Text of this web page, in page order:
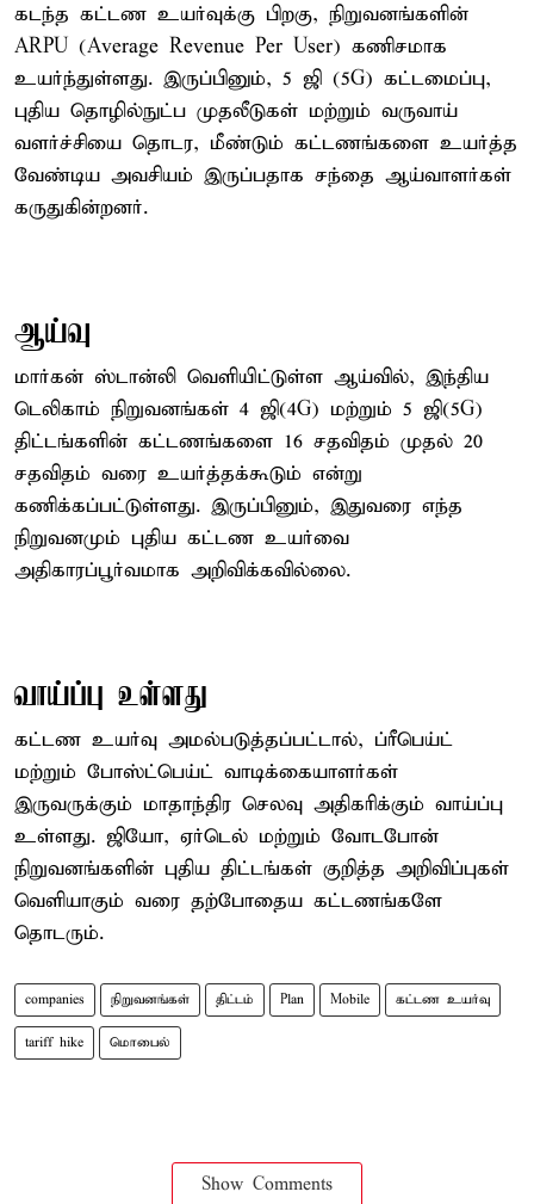
கடந்த கட்டண உயர்வுக்கு பிறகு, நிறுவனங்களின்
ARPU (Average Revenue Per User) கணிசமாக
உயர்ந்துள்ளது. இருப்பினும், 5 ஜி (5G) கட்டமைப்பு,
புதிய தொழில்நுட்ப முதலீடுகள் மற்றும் வருவாய்
வளர்ச்சியை தொடர, மீண்டும் கட்டணங்களை உயர்த்த
வேண்டிய அவசியம் இருப்பதாக சந்தை ஆய்வாளர்கள்
கருதுகின்றனர்.
ஆய்வு
மார்கன் ஸ்டான்லி வெளியிட்டுள்ள ஆய்வில், இந்திய
டெலிகாம் நிறுவனங்கள் 4 ஜி(4G) மற்றும் 5 ஜி(5G)
திட்டங்களின் கட்டணங்களை 16 சதவிதம் முதல் 20
சதவிதம் வரை உயர்த்தக்கூடும் என்று
கணிக்கப்பட்டுள்ளது. இருப்பினும், இதுவரை எந்த
நிறுவனமும் புதிய கட்டண உயர்வை
அதிகாரப்பூர்வமாக அறிவிக்கவில்லை.
வாய்ப்பு உள்ளது
கட்டண உயர்வு அமல்படுத்தப்பட்டால், ப்ரீபெய்ட்
மற்றும் போஸ்ட்பெய்ட் வாடிக்கையாளர்கள்
இருவருக்கும் மாதாந்திர செலவு அதிகரிக்கும் வாய்ப்பு
உள்ளது. ஜியோ, ஏர்டெல் மற்றும் வோடபோன்
நிறுவனங்களின் புதிய திட்டங்கள் குறித்த அறிவிப்புகள்
வெளியாகும் வரை தற்போதைய கட்டணங்களே
தொடரும்.
companies நிறுவனங்கள் திட்டம் Plan Mobile கட்டண உயர்வு
tariff hike மொபைல்
Show Comments